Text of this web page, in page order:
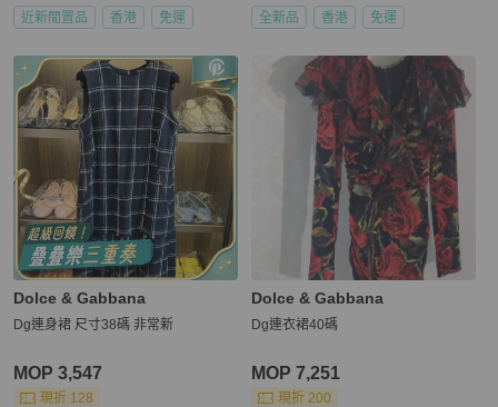
近新閒置品 香港 免運 全新品 香港 免運
Dolce & Gabbana
Dg連身裙 尺寸38碼 非常新
MOP 3,547
現折 128
Dolce & Gabbana
Dg連衣裙40碼
MOP 7,251
現折 200